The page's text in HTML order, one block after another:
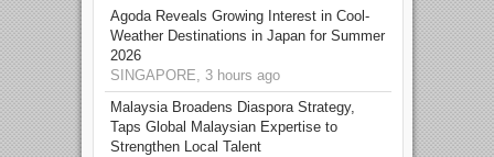
Agoda Reveals Growing Interest in Cool-
Weather Destinations in Japan for Summer
2026
SINGAPORE, 3 hours ago
Malaysia Broadens Diaspora Strategy,
Taps Global Malaysian Expertise to
Strengthen Local Talent